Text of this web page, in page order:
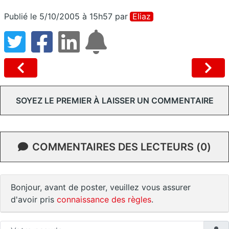
Publié le 5/10/2005 à 15h57 par Eliaz
SOYEZ LE PREMIER À LAISSER UN COMMENTAIRE
COMMENTAIRES DES LECTEURS (0)
Bonjour, avant de poster, veuillez vous assurer
d'avoir pris connaissance des règles.